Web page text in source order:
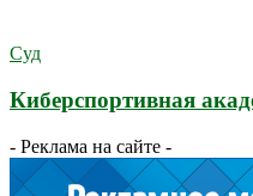
Суд
Киберспортивная
- Реклама на сайте -